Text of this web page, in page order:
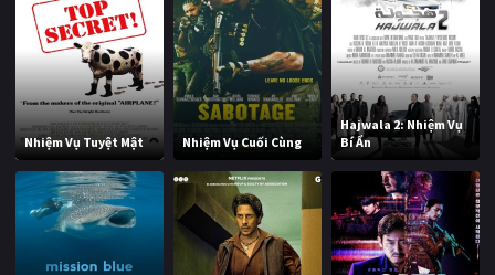
Nhiệm Vụ Tuyệt Mật Nhiệm Vụ Cuối Cùng
Hajwala 2: Nhiệm Vụ
Bí Ẩn